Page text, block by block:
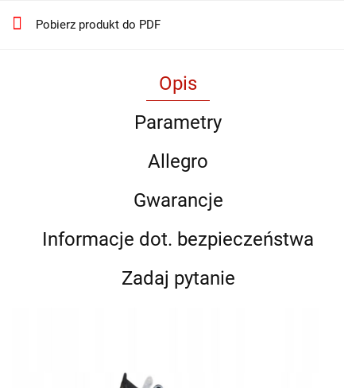
Pobierz produkt do PDF
Opis
Parametry
Allegro
Gwarancje
Informacje dot. bezpieczeństwa
Zadaj pytanie